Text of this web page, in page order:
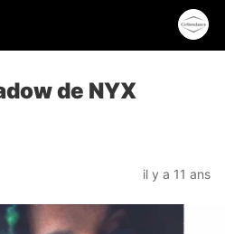
de NYX
il y a 11 ans